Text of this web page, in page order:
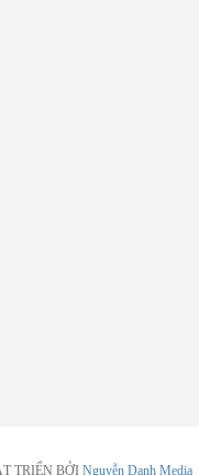
TRIỂN BỞI Nguyễn Danh Media